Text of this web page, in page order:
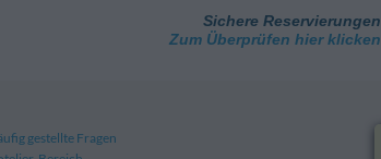
Sichere Reservierungen
Zum Überprüfen hier klicken
gestellte Fragen